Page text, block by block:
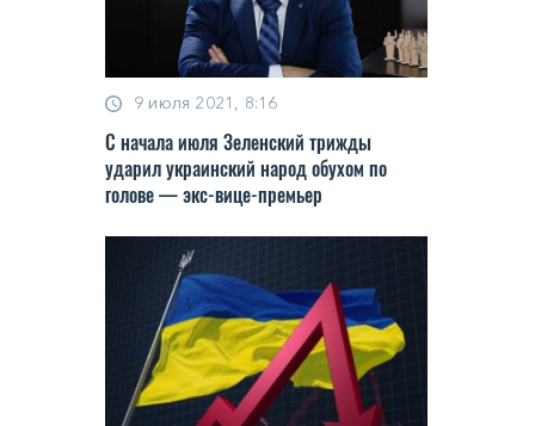
9 июля 2021, 8:16
С начала июля Зеленский трижды
ударил украинский народ обухом по
голове — экс-вице-премьер